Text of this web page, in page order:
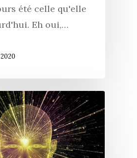
été celle qu'elle
Eh oui,…